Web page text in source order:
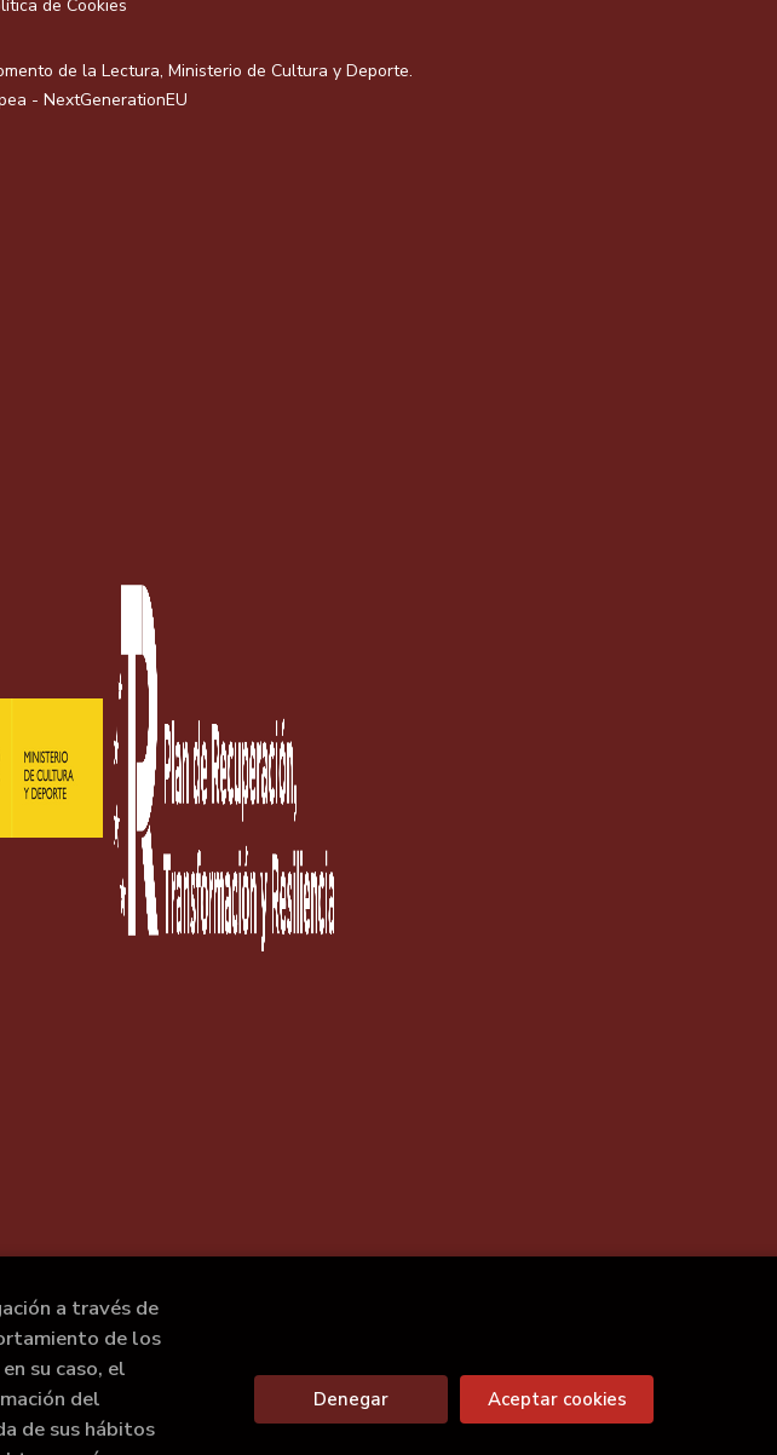
de Cookies
de la Lectura, Ministerio de Cultura y Deporte.
- NextGenerationEU
a través de
de los
su caso, el
del
de sus hábitos
Denegar Aceptar cookies